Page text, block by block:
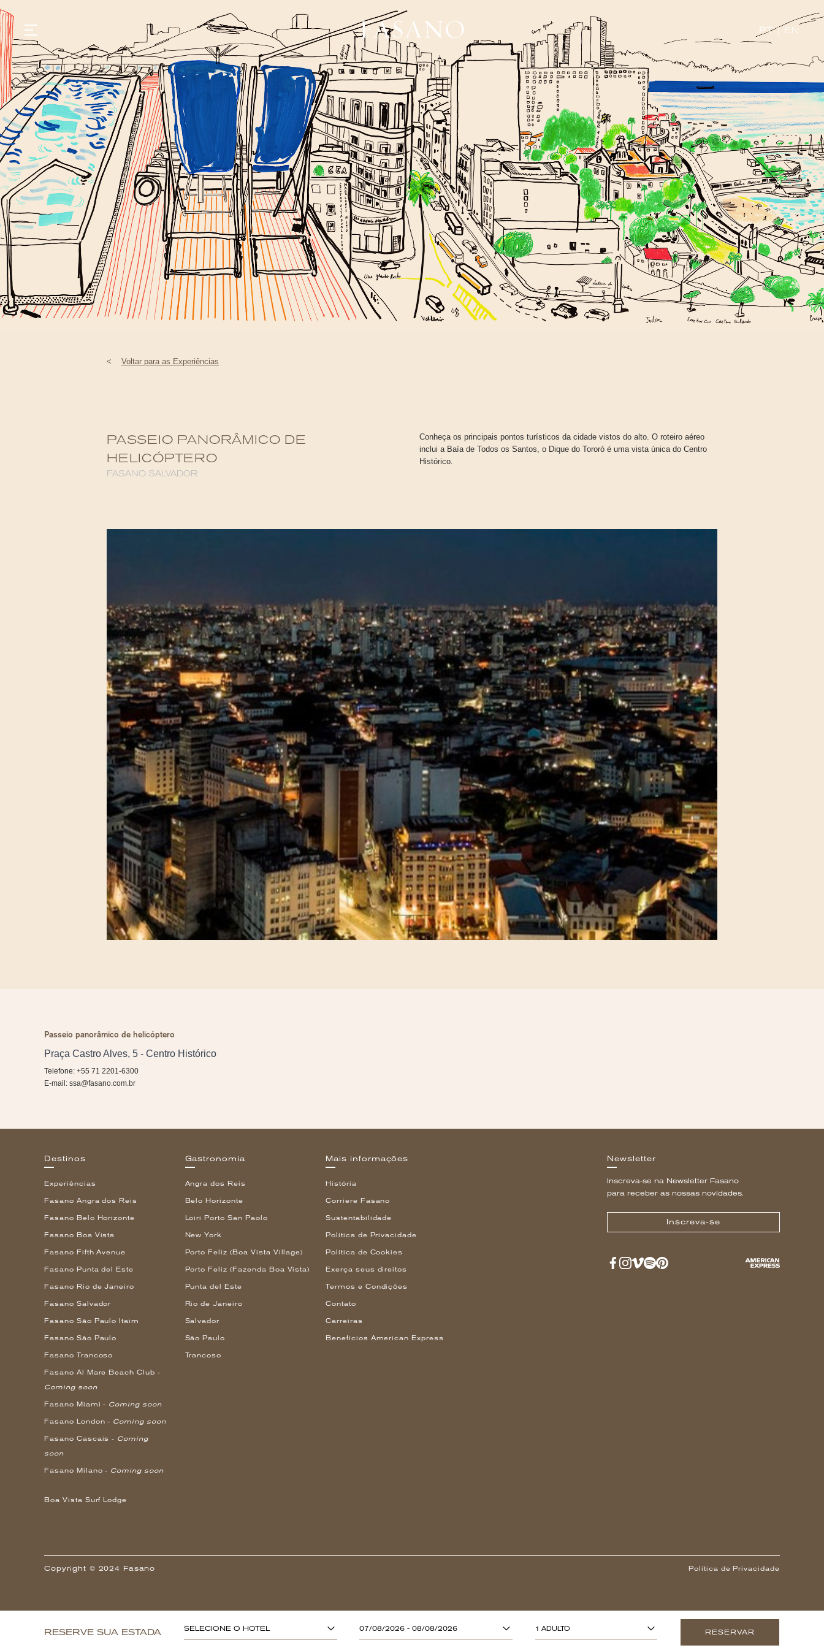
PT | EN
GASTRONOMIA
HOTÉIS
EXPERIÊNCIAS
EVENTOS
VILLAS
SHOP | SELEZIONE
DESCUBRA
WHAT'S COOKING
CORRIERE
HISTÓRIA
SUSTENTABILIDADE
CONTATO
< Voltar para as Experiências
PASSEIO PANORÂMICO DE
HELICÓPTERO
FASANO SALVADOR
Conheça os principais pontos turísticos da cidade vistos do alto. O roteiro aéreo
inclui a Baía de Todos os Santos, o Dique do Tororó é uma vista única do Centro
Histórico.
Passeio panorâmico de helicóptero
Praça Castro Alves, 5 - Centro Histórico
Telefone: +55 71 2201-6300
E-mail: ssa@fasano.com.br
Destinos
Experiências
Fasano Angra dos Reis
Fasano Belo Horizonte
Fasano Boa Vista
Fasano Fifth Avenue
Fasano Punta del Este
Fasano Rio de Janeiro
Fasano Salvador
Fasano São Paulo Itaim
Fasano São Paulo
Fasano Trancoso
Fasano Al Mare Beach Club -
Coming soon
Fasano Miami - Coming soon
Fasano London - Coming soon
Fasano Cascais - Coming
soon
Fasano Milano - Coming soon
Boa Vista Surf Lodge
Gastronomia
Angra dos Reis
Belo Horizonte
Loiri Porto San Paolo
New York
Porto Feliz (Boa Vista Village)
Porto Feliz (Fazenda Boa Vista)
Punta del Este
Rio de Janeiro
Salvador
São Paulo
Trancoso
Mais informações
História
Corriere Fasano
Sustentabilidade
Política de Privacidade
Política de Cookies
Exerça seus direitos
Termos e Condições
Contato
Carreiras
Benefícios American Express
Newsletter
Inscreva-se na Newsletter Fasano
para receber as nossas novidades.
Inscreva-se
Copyright © 2024 Fasano Política de Privacidade
RESERVE SUA ESTADA SELECIONE O HOTEL 07/08/2026 - 08/08/2026 1 ADULTO RESERVAR